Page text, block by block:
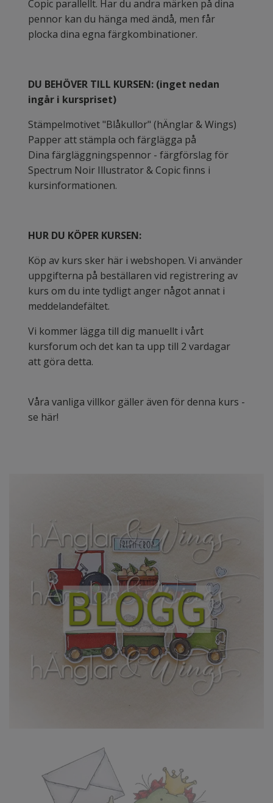
Copic parallellt. Har du andra märken på dina
pennor kan du hänga med ändå, men får
plocka dina egna färgkombinationer.
DU BEHÖVER TILL KURSEN: (inget nedan
ingår i kurspriset)
Stämpelmotivet "Blåkullor" (hÄnglar & Wings)
Papper att stämpla och färglägga på
Dina färgläggningspennor - färgförslag för
Spectrum Noir Illustrator & Copic finns i
kursinformationen.
HUR DU KÖPER KURSEN:
Köp av kurs sker här i webshopen. Vi använder
uppgifterna på beställaren vid registrering av
kurs om du inte tydligt anger något annat i
meddelandefältet.
Vi kommer lägga till dig manuellt i vårt
kursforum och det kan ta upp till 2 vardagar
att göra detta.
Våra vanliga villkor gäller även för denna kurs -
se här!